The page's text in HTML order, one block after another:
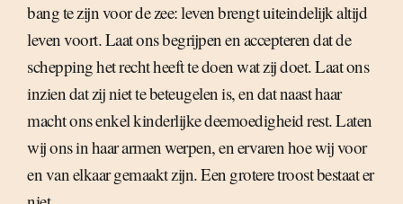
bang te zijn voor de zee: leven brengt uiteindelijk altijd
leven voort. Laat ons begrijpen en accepteren dat de
schepping het recht heeft te doen wat zij doet. Laat ons
inzien dat zij niet te beteugelen is, en dat naast haar
macht ons enkel kinderlijke deemoedigheid rest. Laten
wij ons in haar armen werpen, en ervaren hoe wij voor
en van elkaar gemaakt zijn. Een grotere troost bestaat er